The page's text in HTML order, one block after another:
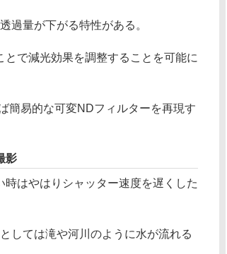
過量が下がる特性がある。
で減光効果を調整することを可能に
簡易的な可変NDフィルターを再現す
影
はやはりシャッター速度を遅くした
しては滝や河川のように水が流れる